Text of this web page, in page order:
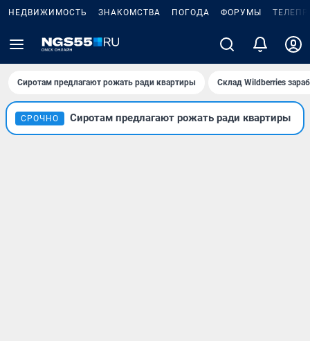
НЕДВИЖИМОСТЬ ЗНАКОМСТВА ПОГОДА ФОРУМЫ
Сиротам предлагают рожать ради квартиры Склад Wildberries
СРОЧНО Сиротам предлагают рожать ради квартиры